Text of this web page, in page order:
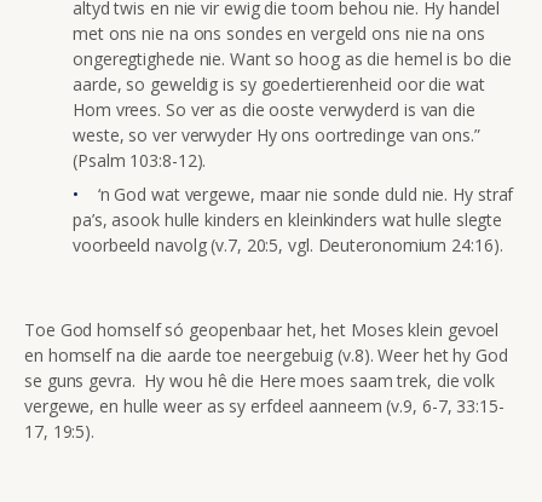
altyd twis en nie vir ewig die toorn behou nie. Hy handel
met ons nie na ons sondes en vergeld ons nie na ons
ongeregtighede nie. Want so hoog as die hemel is bo die
aarde, so geweldig is sy goedertierenheid oor die wat
Hom vrees. So ver as die ooste verwyderd is van die
weste, so ver verwyder Hy ons oortredinge van ons.”
(Psalm 103:8-12).
‘n God wat vergewe, maar nie sonde duld nie. Hy straf
pa’s, asook hulle kinders en kleinkinders wat hulle slegte
voorbeeld navolg (v.7, 20:5, vgl. Deuteronomium 24:16).
Toe God homself só geopenbaar het, het Moses klein gevoel
en homself na die aarde toe neergebuig (v.8). Weer het hy God
se guns gevra. Hy wou hê die Here moes saam trek, die volk
vergewe, en hulle weer as sy erfdeel aanneem (v.9, 6-7, 33:15-
17, 19:5).